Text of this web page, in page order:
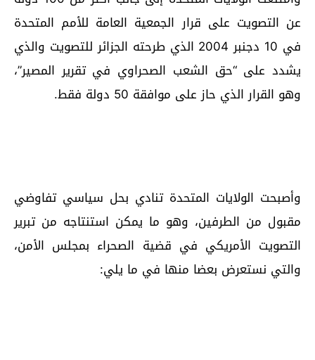
عن التصويت على قرار الجمعية العامة للأمم المتحدة
في 10 دجنبر 2004 الذي طرحته الجزائر للتصويت والذي
يشدد على “حق الشعب الصحراوي في تقرير المصير”،
وهو القرار الذي حاز على موافقة 50 دولة فقط.
وأصبحت الولايات المتحدة تنادي بحل سياسي تفاوضي
مقبول من الطرفين، وهو ما يمكن استنتاجه من تبرير
التصويت الأمريكي في قضية الصحراء بمجلس الأمن،
والتي نستعرض بعضا منها في ما يلي: